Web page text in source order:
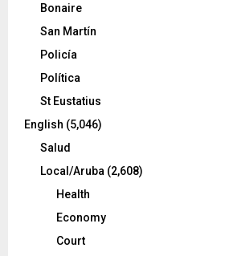
Bonaire
San Martín
Policía
Política
St Eustatius
English (5,046)
Salud
Local/Aruba (2,608)
Health
Economy
Court